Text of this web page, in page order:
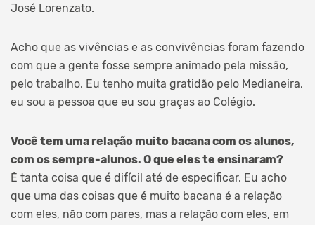
José Lorenzato.
Acho que as vivências e as convivências foram fazendo
com que a gente fosse sempre animado pela missão,
pelo trabalho. Eu tenho muita gratidão pelo Medianeira,
eu sou a pessoa que eu sou graças ao Colégio.
Você tem uma relação muito bacana com os alunos,
com os sempre-alunos. O que eles te ensinaram?
É tanta coisa que é difícil até de especificar. Eu acho
que uma das coisas que é muito bacana é a relação
com eles, não com pares, mas a relação com eles, em